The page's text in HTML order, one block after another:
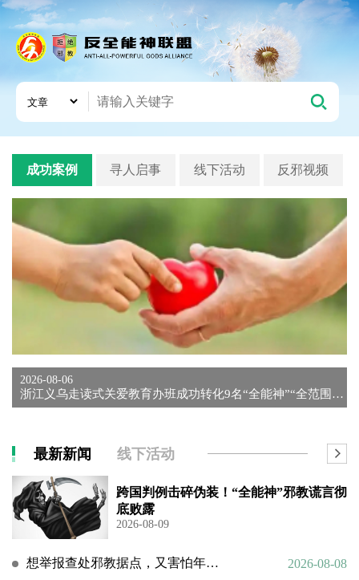
成功案例 寻人启事 线下活动 反邪视频
2026-08-06
浙江义乌走读式关爱教育办班成功转化9名“全能神”“全范围教会...
最新新闻 线下活动
跨国判例击碎伪装！“全能神”邪教谎言彻
底败露
2026-08-09
想举报查处邪教据点，又害怕年迈的父母心理难以承受
2026-08-08